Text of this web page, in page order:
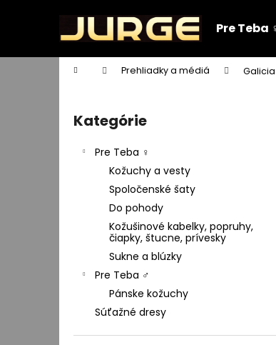
Pre Teba
Domov Prehliadky a médiá Galicia
Preskočiť
kategórie
Kategórie
Pre Teba ♀️
Kožuchy a vesty
Spoločenské šaty
Do pohody
Kožušinové kabelky, popruhy,
čiapky, štucne, prívesky
Sukne a blúzky
Pre Teba ♂️
Pánske kožuchy
Súťažné dresy
í
Späť
do
Späť
do
DARČEKOVÁ POUKÁŽKA 50,-
DARČEKOVÁ POUKÁŽKA